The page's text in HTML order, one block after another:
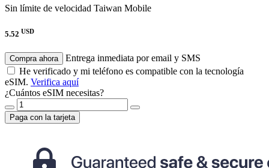
Sin límite de velocidad Taiwan Mobile
5.52 USD
Compra ahora
Entrega inmediata por email y SMS
He verificado y mi teléfono es compatible con la tecnología
eSIM. Verifica aquí
¿Cuántos eSIM necesitas?
Paga con la tarjeta